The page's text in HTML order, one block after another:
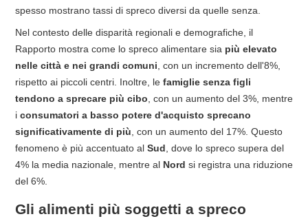
spesso mostrano tassi di spreco diversi da quelle senza.
Nel contesto delle disparità regionali e demografiche, il
Rapporto mostra come lo spreco alimentare sia più elevato
nelle città e nei grandi comuni , con un incremento dell'8%,
rispetto ai piccoli centri. Inoltre, le famiglie senza figli
tendono a sprecare più cibo , con un aumento del 3%, mentre
i consumatori a basso potere d'acquisto sprecano
significativamente di più , con un aumento del 17%. Questo
fenomeno è più accentuato al Sud , dove lo spreco supera del
4% la media nazionale, mentre al Nord si registra una riduzione
del 6%.
Gli alimenti più soggetti a spreco